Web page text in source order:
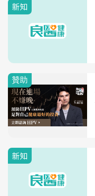
新知
新知